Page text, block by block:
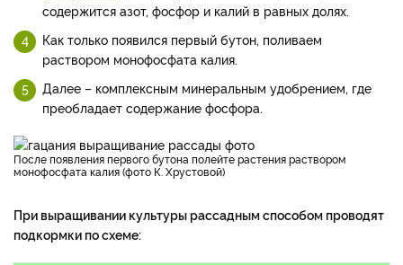
содержится азот, фосфор и калий в равных долях.
Как только появился первый бутон, поливаем
раствором монофосфата калия.
Далее – комплексным минеральным удобрением, где
преобладает содержание фосфора.
После появления первого бутона полейте растения раствором
монофосфата калия (фото К. Хрустовой)
При выращивании культуры рассадным способом проводят
подкормки по схеме: